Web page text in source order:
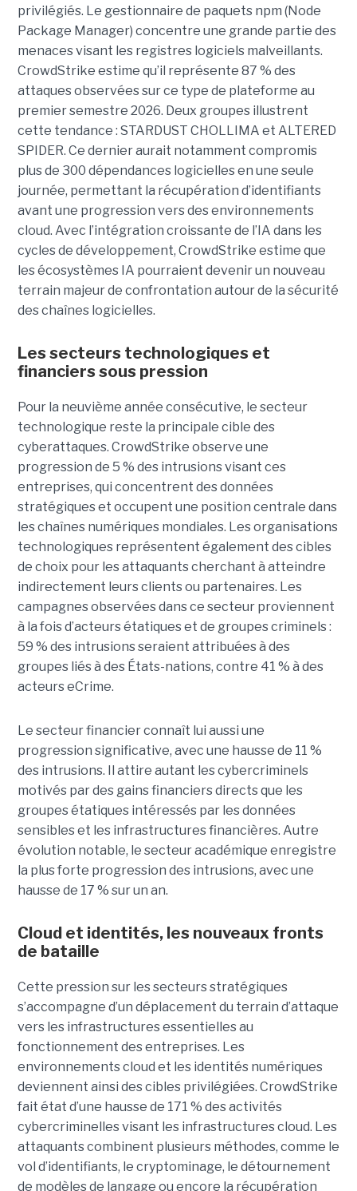
privilégiés. Le gestionnaire de paquets npm (Node
Package Manager) concentre une grande partie des
menaces visant les registres logiciels malveillants.
CrowdStrike estime qu’il représente 87 % des
attaques observées sur ce type de plateforme au
premier semestre 2026. Deux groupes illustrent
cette tendance : STARDUST CHOLLIMA et ALTERED
SPIDER. Ce dernier aurait notamment compromis
plus de 300 dépendances logicielles en une seule
journée, permettant la récupération d’identifiants
avant une progression vers des environnements
cloud. Avec l’intégration croissante de l’IA dans les
cycles de développement, CrowdStrike estime que
les écosystèmes IA pourraient devenir un nouveau
terrain majeur de confrontation autour de la sécurité
des chaînes logicielles.
Les secteurs technologiques et
financiers sous pression
Pour la neuvième année consécutive, le secteur
technologique reste la principale cible des
cyberattaques. CrowdStrike observe une
progression de 5 % des intrusions visant ces
entreprises, qui concentrent des données
stratégiques et occupent une position centrale dans
les chaînes numériques mondiales. Les organisations
technologiques représentent également des cibles
de choix pour les attaquants cherchant à atteindre
indirectement leurs clients ou partenaires. Les
campagnes observées dans ce secteur proviennent
à la fois d’acteurs étatiques et de groupes criminels :
59 % des intrusions seraient attribuées à des
groupes liés à des États-nations, contre 41 % à des
acteurs eCrime.
Le secteur financier connaît lui aussi une
progression significative, avec une hausse de 11 %
des intrusions. Il attire autant les cybercriminels
motivés par des gains financiers directs que les
groupes étatiques intéressés par les données
sensibles et les infrastructures financières. Autre
évolution notable, le secteur académique enregistre
la plus forte progression des intrusions, avec une
hausse de 17 % sur un an.
Cloud et identités, les nouveaux fronts
de bataille
Cette pression sur les secteurs stratégiques
s’accompagne d’un déplacement du terrain d’attaque
vers les infrastructures essentielles au
fonctionnement des entreprises. Les
environnements cloud et les identités numériques
deviennent ainsi des cibles privilégiées. CrowdStrike
fait état d’une hausse de 171 % des activités
cybercriminelles visant les infrastructures cloud. Les
attaquants combinent plusieurs méthodes, comme le
vol d’identifiants, le cryptominage, le détournement
de modèles de langage ou encore la récupération